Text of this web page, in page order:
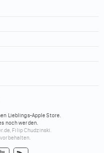
Lieblings-Apple Store.
noch werden.
Filip Chudzinski.